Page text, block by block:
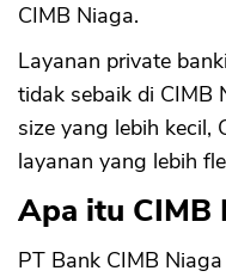
CIMB Niaga.
Layanan private
tidak sebaik di CIMB
size yang lebih kecil,
layanan yang lebih
Apa itu CIMB
PT Bank CIMB